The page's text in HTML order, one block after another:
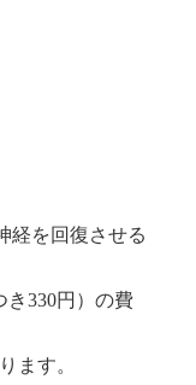
経を回復させる
330円）の費
ます。